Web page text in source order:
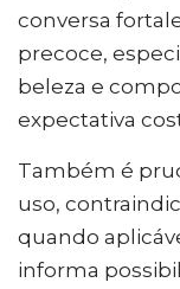
conversa
precoce,
beleza e
expectativa
Também é
uso,
quando
informa